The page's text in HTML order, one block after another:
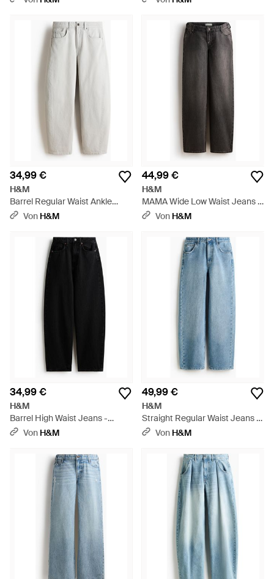
34,99 €
H&M
Barrel Regular Waist Ankle
Jeans - Weiß
Von H&M
44,99 €
H&M
MAMA Wide Low Waist Jeans -
Schwarz
Von H&M
34,99 €
H&M
Barrel High Waist Jeans -
Schwarz
Von H&M
49,99 €
H&M
Straight Regular Waist Jeans -
BlauVon H&M